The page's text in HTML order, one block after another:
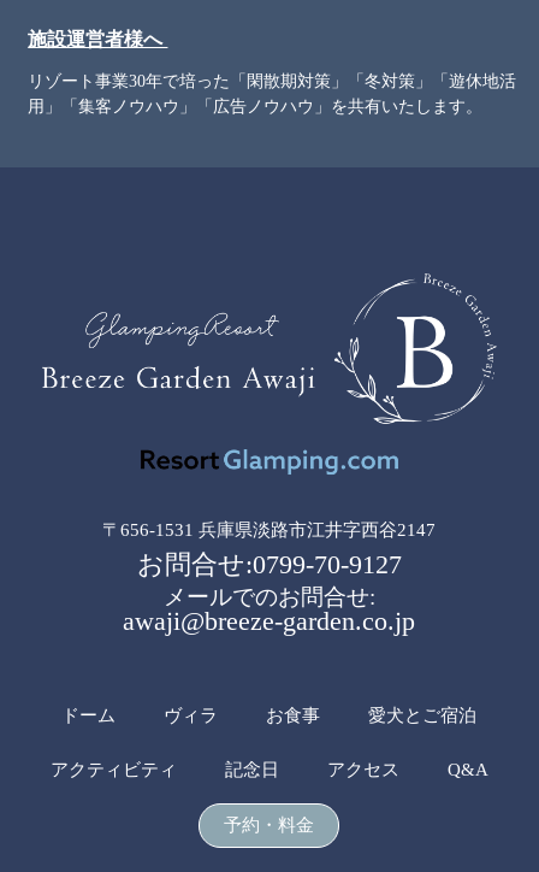
施設運営者様へ
リゾート事業30年で培った「閑散期対策」「冬対策」「遊休地活
用」「集客ノウハウ」「広告ノウハウ」を共有いたします。
〒656-1531 兵庫県淡路市江井字西谷2147
お問合せ:0799-70-9127
メールでのお問合せ:
awaji@breeze-garden.co.jp
ドーム ヴィラ お食事 愛犬とご宿泊
アクティビティ 記念日 アクセス Q&A
予約・料金